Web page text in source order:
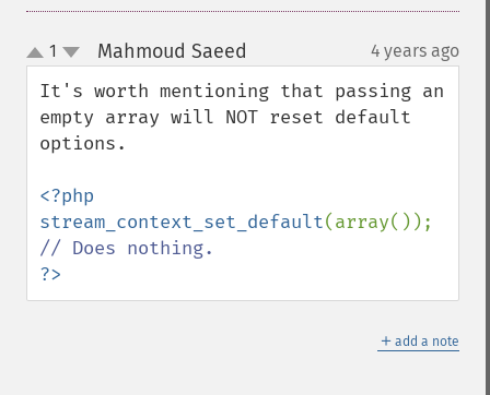
up
down
1 Mahmoud Saeed 4 years ago
It's worth mentioning that passing an
empty array will NOT reset default
options.
<?php
stream_context_set_default
?>
＋ add a note